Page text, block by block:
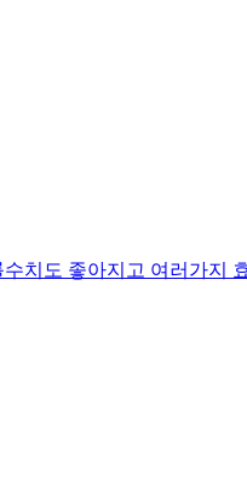
치도 좋아지고 여러가지